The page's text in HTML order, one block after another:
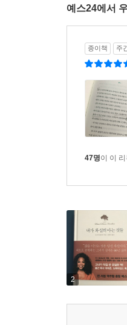
- 꿈은 크게,
계획에 몸을
- 우리가 살면
진정한 의도
조용한 시간
- ‘가는 대로
행하는 모든
삶을 이끄는
『내가 확실히
깨닫고, 타인
전하고 있다.
이 책을 통해
짜릿하고 의
곁에 놓고 몇
예스24에서
종이책 주
47명이 이
2